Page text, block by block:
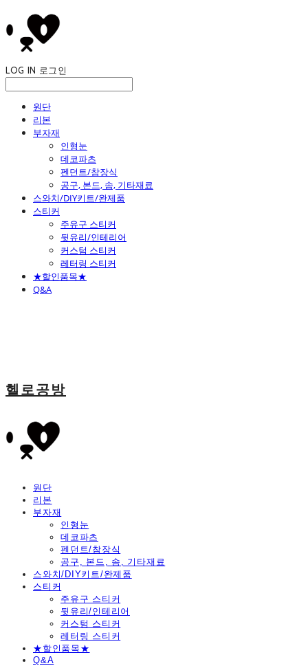
LOG IN 로그인
원단
리본
부자재
인형눈
데코파츠
펜던트/참장식
공구, 본드, 솜, 기타재료
스와치/DIY키트/완제품
스티커
주유구 스티커
뒷유리/인테리어
커스텀 스티커
레터링 스티커
★할인품목★
Q&A
헬로공방
원단
리본
부자재
인형눈
데코파츠
펜던트/참장식
공구, 본드, 솜, 기타재료
스와치/DIY키트/완제품
스티커
주유구 스티커
뒷유리/인테리어
커스텀 스티커
레터링 스티커
★할인품목★
Q&A